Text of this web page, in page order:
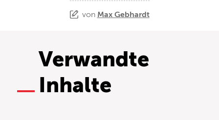
von Max Gebhardt
Verwandte
Inhalte